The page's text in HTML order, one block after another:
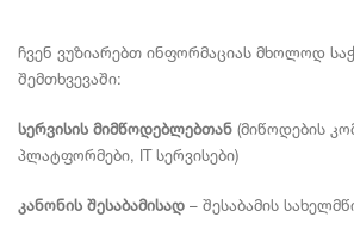
ჩვენ ვუზიარებთ ინფორმაციას მხოლოდ
შემთხვევაში:
სერვისის მიმწოდებლებთან (მიწოდების
პლატფორმები, IT სერვისები)
კანონის შესაბამისად – შესაბამის